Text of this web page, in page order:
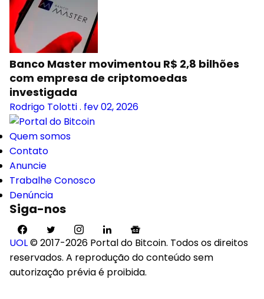
Banco Master movimentou R$ 2,8 bilhões
com empresa de criptomoedas
investigada
Rodrigo Tolotti. fev 02, 2026
Quem somos
Contato
Anuncie
Trabalhe Conosco
Denúncia
Siga-nos
UOL© 2017-2026 Portal do Bitcoin. Todos os direitos
reservados. A reprodução do conteúdo sem
autorização prévia é proibida.